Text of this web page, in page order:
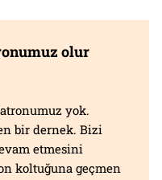
olur
yok.
bir dernek. Bizi
etmesini
koltuğuna geçmen